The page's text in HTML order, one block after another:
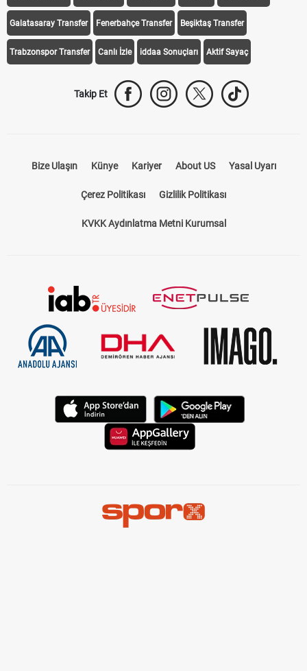
Galatasaray Transfer Fenerbahçe Transfer Beşiktaş Transfer
Trabzonspor Transfer Canlı İzle iddaa Sonuçları Aktif Sayaç
Takip Et
Bize Ulaşın Künye Kariyer About US Yasal Uyarı
Çerez Politikası Gizlilik Politikası
KVKK Aydınlatma Metni Kurumsal